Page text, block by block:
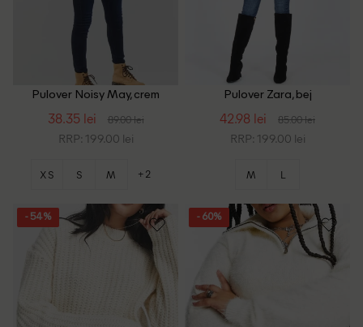
Pulover Noisy May, crem
38.35 lei 89.00 lei
RRP: 199.00 lei
XS S M +2
Pulover Zara, bej
42.98 lei 85.00 lei
RRP: 199.00 lei
M L
- 54% - 60%